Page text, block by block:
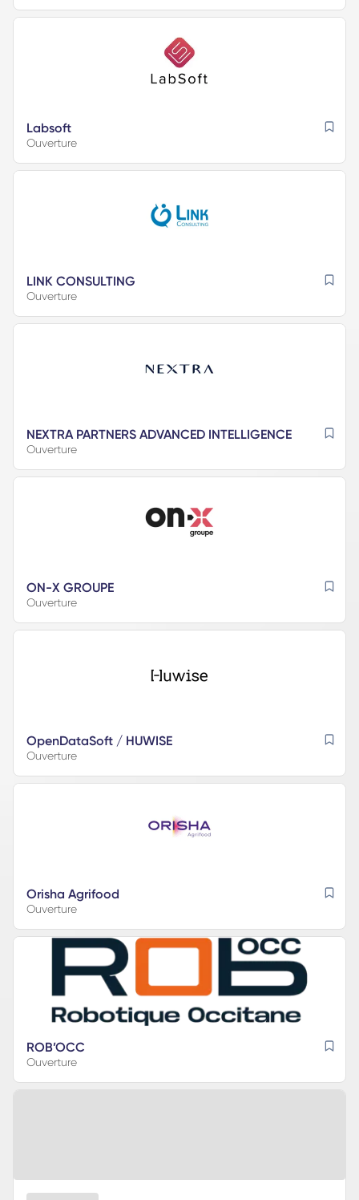
Labsoft
Ouverture
LINK CONSULTING
Ouverture
NEXTRA PARTNERS ADVANCED INTELLIGENCE
Ouverture
ON-X GROUPE
Ouverture
OpenDataSoft / HUWISE
Ouverture
Orisha Agrifood
Ouverture
ROB’OCC
Ouverture